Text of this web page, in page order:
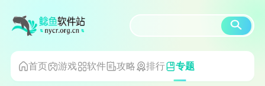
首页 游戏 软件 攻略 排行 专题